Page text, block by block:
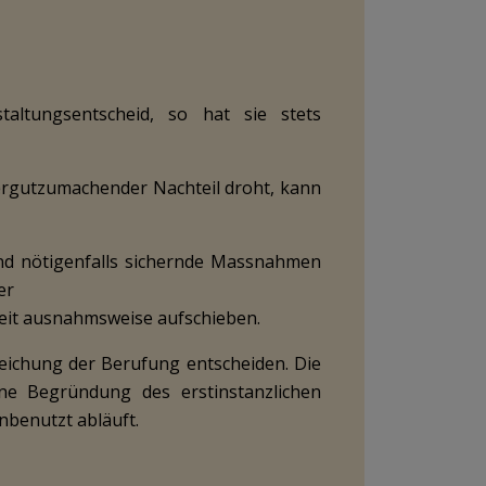
so hat sie stets
Nachteil droht, kann
nötigenfalls sichernde Massnahmen
ausnahmsweise aufschieben.
der Berufung entscheiden. Die
Begründung des erstinstanzlichen
abläuft.